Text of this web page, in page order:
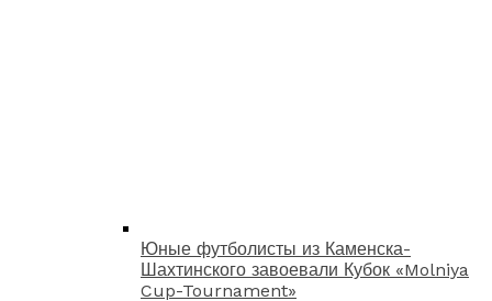
Юные футболисты из Каменска-
Шахтинского завоевали Кубок «Molniya
Cup-Tournament»